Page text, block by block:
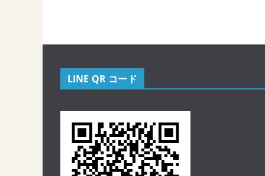
LINE QR コード